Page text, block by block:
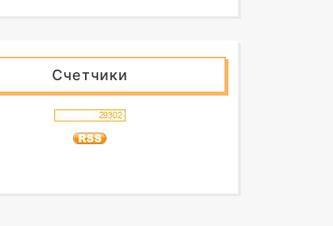
Счетчики